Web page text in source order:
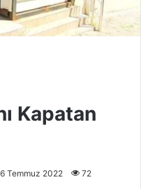
Kapatan
Temmuz 2022 72